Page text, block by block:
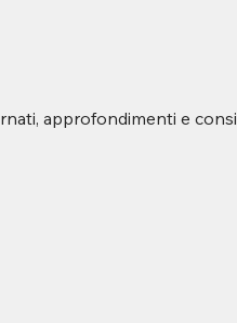
approfondimenti e